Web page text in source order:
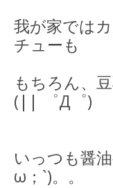
我が家では
チューも
もちろん、
(|| ゜Д゜)
いっつも醤
ω；`)。。